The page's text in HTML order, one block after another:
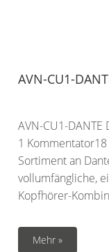
AVN-CU1-
AVN-CU1-
1
Sortiment an
vollumfängliche,
Kopfhörer-
Mehr »